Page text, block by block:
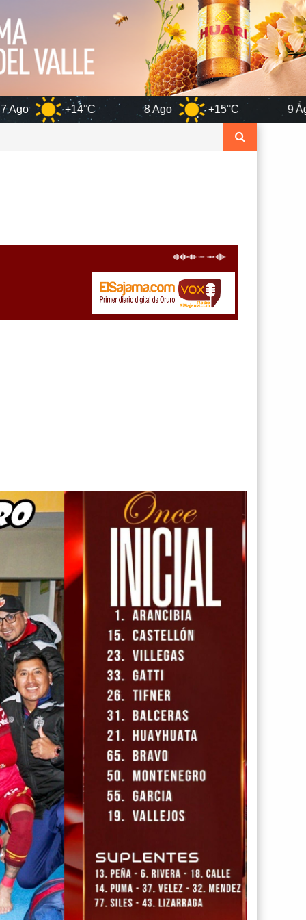
+14°C 8 Ago +15°C 9 Ago